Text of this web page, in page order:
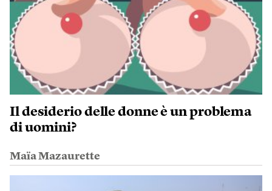
Il desiderio delle donne è un problema
di uomini?
Maïa Mazaurette